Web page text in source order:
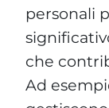
personali
che
Ad